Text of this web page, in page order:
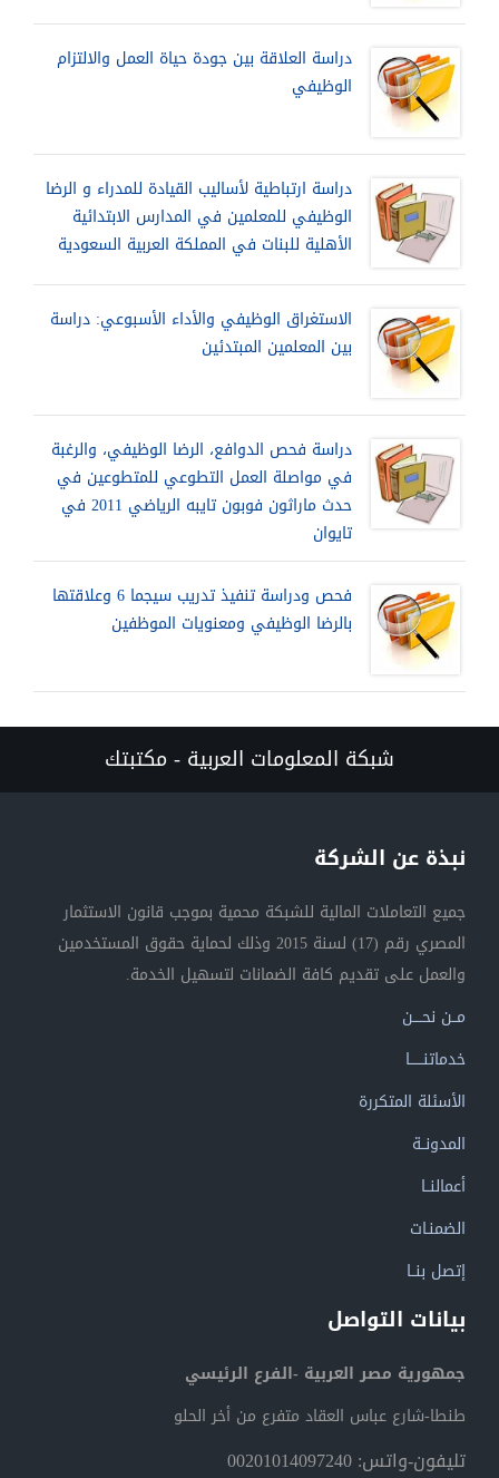
دراسة العلاقة بين جودة حياة العمل والالتزام
الوظيفي
دراسة ارتباطية لأساليب القيادة للمدراء و الرضا
الوظيفي للمعلمين في المدارس الابتدائية
الأهلية للبنات في المملكة العربية السعودية
الاستغراق الوظيفي والأداء الأسبوعي: دراسة
بين المعلمين المبتدئين
دراسة فحص الدوافع، الرضا الوظيفي، والرغبة
في مواصلة العمل التطوعي للمتطوعين في
حدث ماراثون فوبون تايبه الرياضي 2011 في
تايوان
فحص ودراسة تنفيذ تدريب سيجما 6 وعلاقتها
بالرضا الوظيفي ومعنويات الموظفين
شبكة المعلومات العربية - مكتبتك
نبذة عن الشركة
جميع التعاملات المالية للشبكة محمية بموجب قانون الاستثمار
المصري رقم (17) لسنة 2015 وذلك لحماية حقوق المستخدمين
والعمل على تقديم كافة الضمانات لتسهيل الخدمة.
مــن نحــــن
خدماتنــــــا
الأسئلة المتكررة
المدونــة
أعمالنــا
الضمنـات
إتصل بنــا
بيانات التواصل
جمهورية مصر العربية -الفرع الرئيسي
طنطا-شارع عباس العقاد متفرع من أخر الحلو
تليفون-واتس: 00201014097240